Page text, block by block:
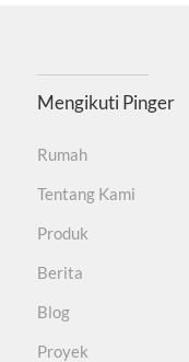
Mengikuti Pinger
Rumah
Tentang Kami
Produk
Berita
Blog
Proyek